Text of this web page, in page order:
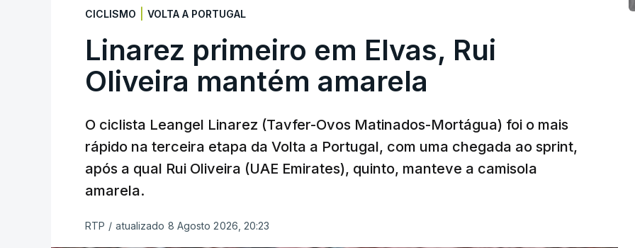
CICLISMO VOLTA A PORTUGAL
Linarez primeiro em Elvas, Rui
Oliveira mantém amarela
O ciclista Leangel Linarez (Tavfer-Ovos Matinados-Mortágua) foi o mais
rápido na terceira etapa da Volta a Portugal, com uma chegada ao sprint,
após a qual Rui Oliveira (UAE Emirates), quinto, manteve a camisola
amarela.
RTP / atualizado 8 Agosto 2026, 20:23